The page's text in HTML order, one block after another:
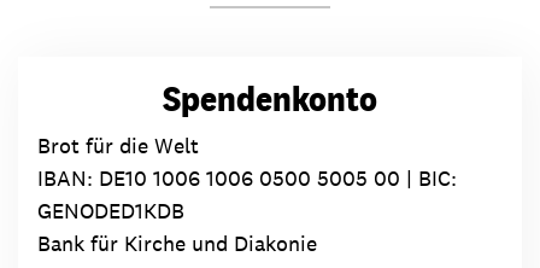
Spendenkonto
Brot für die Welt
IBAN: DE10 1006 1006 0500 5005 00 | BIC:
GENODED1KDB
Bank für Kirche und Diakonie